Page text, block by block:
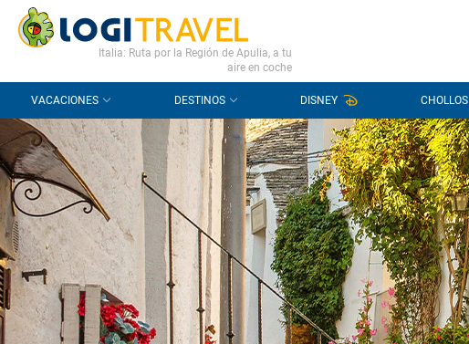
CONTACTO PREGUNTAS FRECUENTES
Italia: Ruta por la Región de Apulia, a tu
aire en coche
VACACIONES DESTINOS DISNEY CHOLLOS